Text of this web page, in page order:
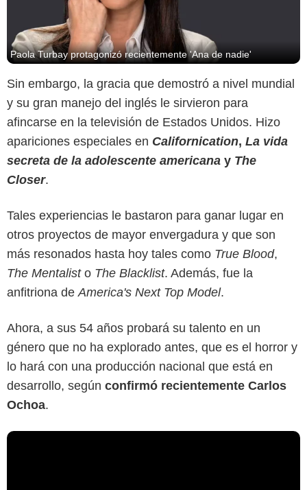
Paola Turbay protagonizó recientemente 'Ana de nadie'
Sin embargo, la gracia que demostró a nivel mundial
y su gran manejo del inglés le sirvieron para
afincarse en la televisión de Estados Unidos. Hizo
apariciones especiales en Californication, La vida
secreta de la adolescente americana y The
Closer.
Tales experiencias le bastaron para ganar lugar en
otros proyectos de mayor envergadura y que son
más resonados hasta hoy tales como True Blood,
The Mentalist o The Blacklist. Además, fue la
anfitriona deAmerica's Next Top Model.
Ahora, a sus 54 años probará su talento en un
género que no ha explorado antes, que es el horror y
lo hará con una producción nacional que está en
desarrollo, según confirmó recientemente Carlos
Ochoa.